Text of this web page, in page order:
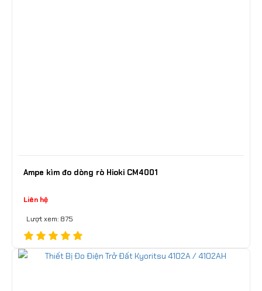
Ampe kìm đo dòng rò Hioki CM4001
Liên hệ
Lượt xem: 875